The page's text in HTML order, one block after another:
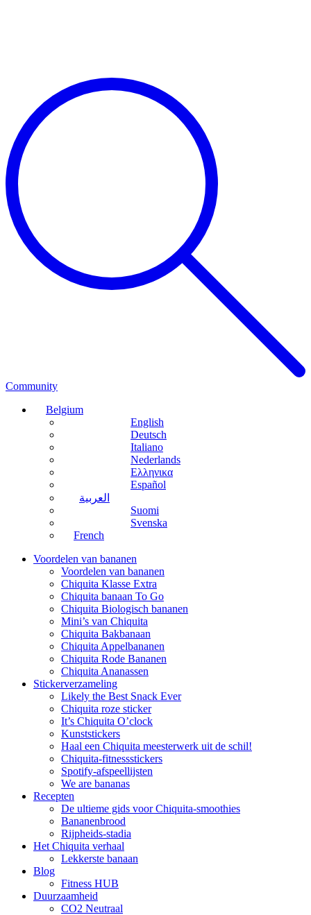
Community
Belgium
English
Deutsch
Italiano
Nederlands
Ελληνικα
Español
العربية
Suomi
Svenska
French
Voordelen van bananen
Voordelen van bananen
Chiquita Klasse Extra
Chiquita banaan To Go
Chiquita Biologisch bananen
Mini’s van Chiquita
Chiquita Bakbanaan
Chiquita Appelbananen
Chiquita Rode Bananen
Chiquita Ananassen
Stickerverzameling
Likely the Best Snack Ever
Chiquita roze sticker
It’s Chiquita O’clock
Kunststickers
Haal een Chiquita meesterwerk uit de schil!
Chiquita-fitnessstickers
Spotify-afspeellijsten
We are bananas
Recepten
De ultieme gids voor Chiquita-smoothies
Bananenbrood
Rijpheids-stadia
Het Chiquita verhaal
Lekkerste banaan
Blog
Fitness HUB
Duurzaamheid
CO2 Neutraal